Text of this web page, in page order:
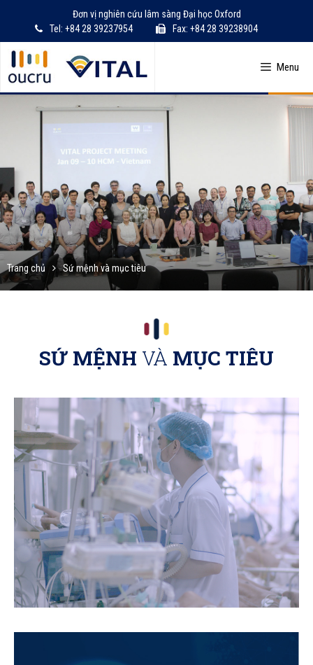
content
Đơn vị nghiên cứu lâm sàng Đại học Oxford
Tel: +84 28 39237954
Fax: +84 28 39238904
Menu
Trang chủ Sứ mệnh và mục tiêu
SỨ MỆNH VÀ MỤC TIÊU